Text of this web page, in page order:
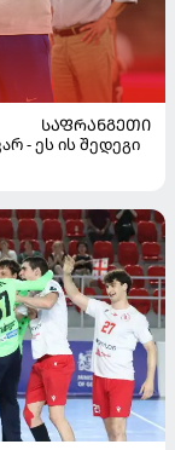
ᲡᲐᲤᲠᲐᲜᲒᲔᲗᲘ
- ეს ის შედეგი